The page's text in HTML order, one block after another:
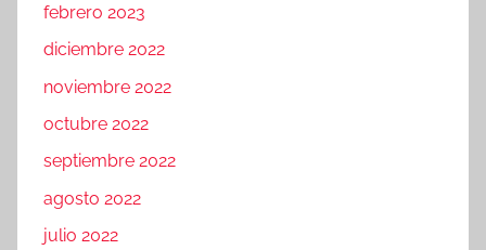
febrero 2023
diciembre 2022
noviembre 2022
octubre 2022
septiembre 2022
agosto 2022
julio 2022